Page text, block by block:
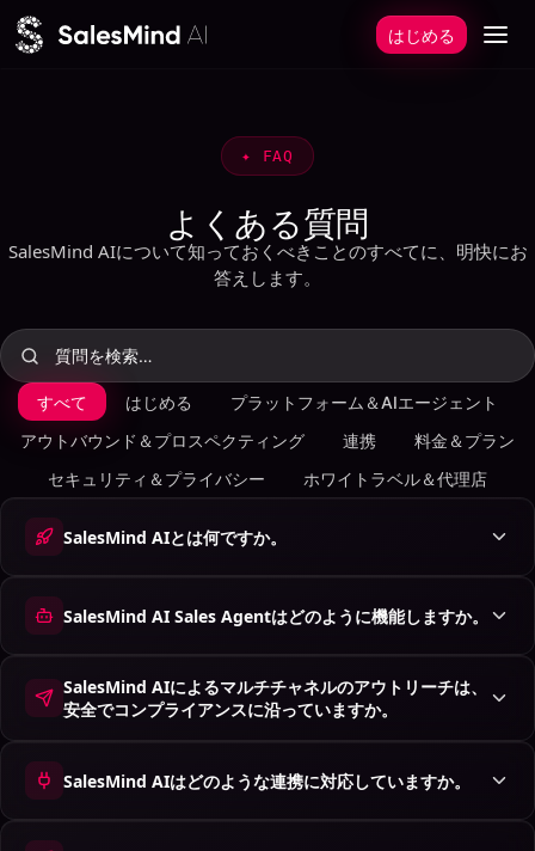
本文へスキップ
はじめる
✦ FAQ
よくある質問
SalesMind AIについて知っておくべきことのすべてに、明快にお
答えします。
すべて はじめる
プラットフォーム＆AIエージェント
アウトバウンド＆プロスペクティング
連携
料金＆プラン
セキュリティ＆プライバシー
ホワイトラベル＆代理店
SalesMind AIとは何ですか。
SalesMind AI Sales Agentはどのように機能しますか。
SalesMind AIによるマルチチャネルのアウトリーチは、
安全でコンプライアンスに沿っていますか。
SalesMind AIはどのような連携に対応していますか。